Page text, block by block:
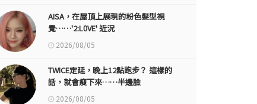
AISA，在屋頂上展現的粉色髮型視
覺……'2:L0VE' 近況
2026/08/05
TWICE定延，晚上12點跑步？ 這樣的
話，就會瘦下來……半邊臉
2026/08/05